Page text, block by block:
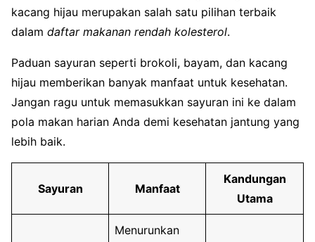
kacang hijau merupakan salah satu pilihan terbaik
dalam daftar makanan rendah kolesterol.
Paduan sayuran seperti brokoli, bayam, dan kacang
hijau memberikan banyak manfaat untuk kesehatan.
Jangan ragu untuk memasukkan sayuran ini ke dalam
pola makan harian Anda demi kesehatan jantung yang
lebih baik.
Sayuran Manfaat
Kandungan
Utama
Menurunkan